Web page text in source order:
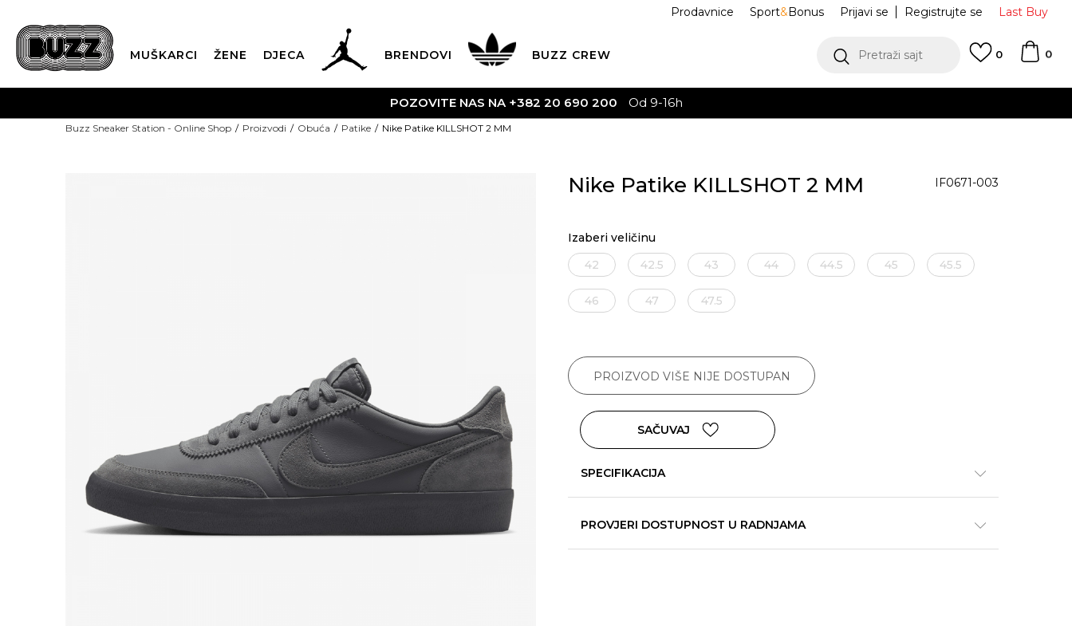
Last Buy
Prijavi se Registrujte se
Prodavnice Sport&Bonus
MUŠKARCI ŽENE DJECA BRENDOVI BUZZ CREW Pretraži sajt 0
0
POZOVITE NAS NA +382 20 690 200 Od 9-16h
Buzz Sneaker Station - Online Shop Proizvodi Obuća Patike Nike Patike KILLSHOT 2 MM
Nike Patike KILLSHOT 2 MM IF0671-003
Izaberi veličinu
42
42.5 43 44 44.5 45 45.5
46 47 47.5
PROIZVOD VIŠE NIJE DOSTUPAN
SAČUVAJ
SPECIFIKACIJA
PROVJERI DOSTUPNOST U RADNJAMA